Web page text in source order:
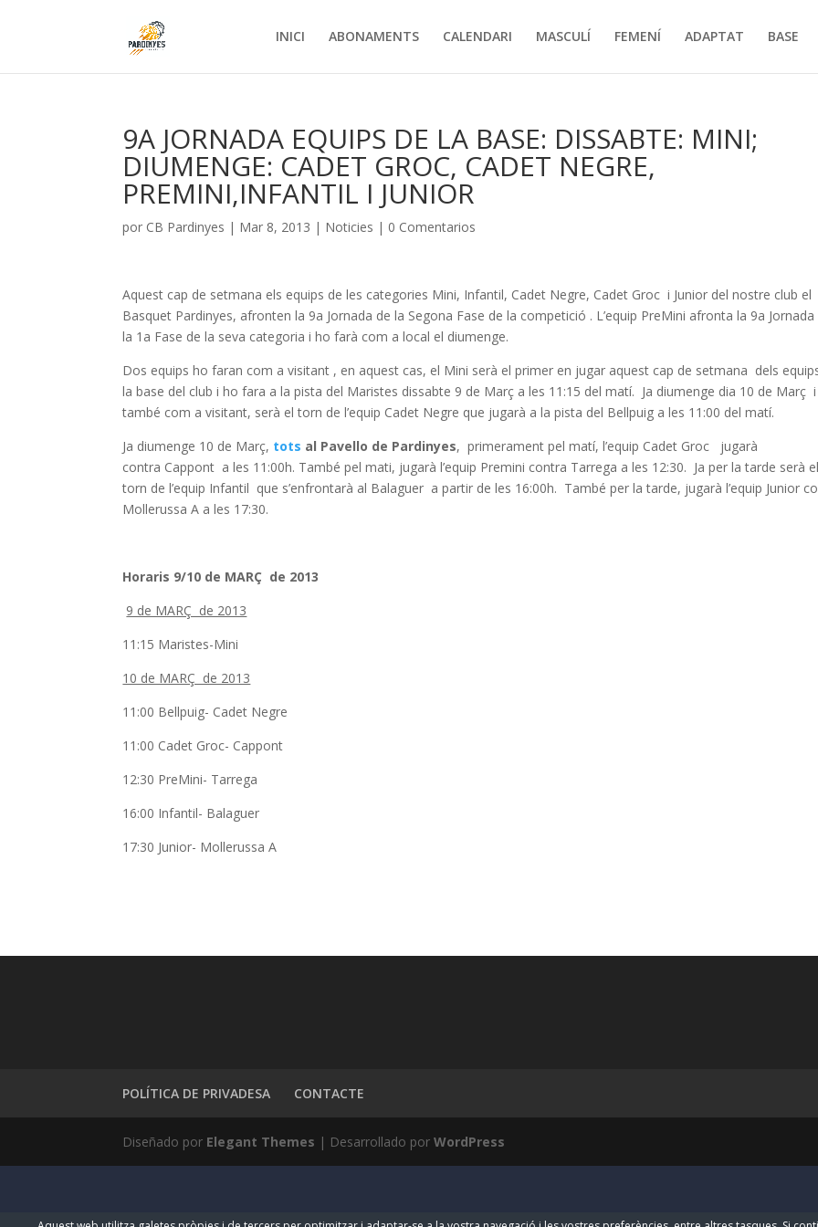
INICI ABONAMENTS CALENDARI MASCULÍ FEMENÍ ADAPTAT BASE
9A JORNADA EQUIPS DE LA BASE: DISSABTE: MINI;
DIUMENGE: CADET GROC, CADET NEGRE,
PREMINI,INFANTIL I JUNIOR
por CB Pardinyes | Mar 8, 2013 | Noticies | 0 Comentarios
Aquest cap de setmana els equips de les categories Mini, Infantil, Cadet Negre, Cadet Groc i Junior del nostre club el
Basquet Pardinyes, afronten la 9a Jornada de la Segona Fase de la competició . L’equip PreMini afronta la 9a Jornada
la 1a Fase de la seva categoria i ho farà com a local el diumenge.
Dos equips ho faran com a visitant , en aquest cas, el Mini serà el primer en jugar aquest cap de setmana dels
la base del club i ho fara a la pista del Maristes dissabte 9 de Març a les 11:15 del matí. Ja diumenge dia 10 de Març i
també com a visitant, serà el torn de l’equip Cadet Negre que jugarà a la pista del Bellpuig a les 11:00 del matí.
Ja diumenge 10 de Març, tots al Pavello de Pardinyes, primerament pel matí, l’equip Cadet Groc jugarà
contra Cappont a les 11:00h. També pel mati, jugarà l’equip Premini contra Tarrega a les 12:30. Ja per la tarde serà el
torn de l’equip Infantil que s’enfrontarà al Balaguer a partir de les 16:00h. També per la tarde, jugarà l’equip Junior
Mollerussa A a les 17:30.
Horaris 9/10 de MARÇ de 2013
9 de MARÇ de 2013
11:15 Maristes-Mini
10 de MARÇ de 2013
11:00 Bellpuig- Cadet Negre
11:00 Cadet Groc- Cappont
12:30 PreMini- Tarrega
16:00 Infantil- Balaguer
17:30 Junior- Mollerussa A
POLÍTICA DE PRIVADESA CONTACTE
Diseñado por Elegant Themes | Desarrollado porWordPress